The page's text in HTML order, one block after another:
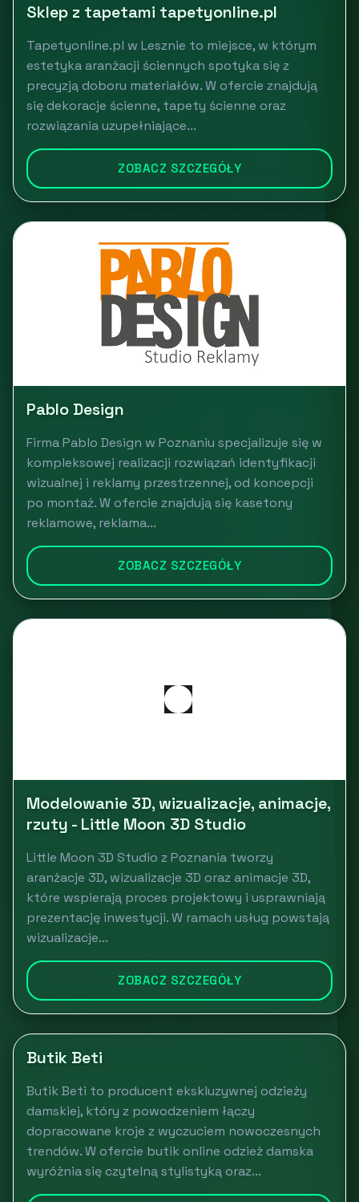
Sklep z tapetami tapetyonline.pl
Tapetyonline.pl w Lesznie to miejsce, w którym
estetyka aranżacji ściennych spotyka się z
precyzją doboru materiałów. W ofercie znajdują
się dekoracje ścienne, tapety ścienne oraz
rozwiązania uzupełniające...
ZOBACZ SZCZEGÓŁY
Pablo Design
Firma Pablo Design w Poznaniu specjalizuje się w
kompleksowej realizacji rozwiązań identyfikacji
wizualnej i reklamy przestrzennej, od koncepcji
po montaż. W ofercie znajdują się kasetony
reklamowe, reklama...
ZOBACZ SZCZEGÓŁY
Modelowanie 3D, wizualizacje, animacje,
rzuty - Little Moon 3D Studio
Little Moon 3D Studio z Poznania tworzy
aranżacje 3D, wizualizacje 3D oraz animacje 3D,
które wspierają proces projektowy i usprawniają
prezentację inwestycji. W ramach usług powstają
wizualizacje...
ZOBACZ SZCZEGÓŁY
Butik Beti
Butik Beti to producent ekskluzywnej odzieży
damskiej, który z powodzeniem łączy
dopracowane kroje z wyczuciem nowoczesnych
trendów. W ofercie butik online odzież damska
wyróżnia się czytelną stylistyką oraz...